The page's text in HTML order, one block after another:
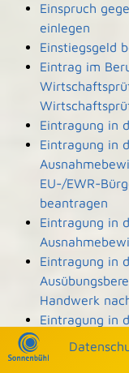
Einspruch
einlegen
Einstiegsgeld
Eintrag im
Eintragung in
Eintragung in
EU-/EWR-
beantragen
Eintragung in
Eintragung in
Handwerk
Eintragung in
beantragen